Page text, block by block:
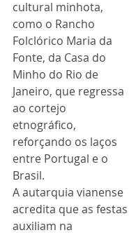
cultural minhota,
como o Rancho
Folclórico Maria da
Fonte, da Casa do
Minho do Rio de
Janeiro, que regressa
ao cortejo
etnográfico,
reforçando os laços
entre Portugal e o
Brasil.
A autarquia vianense
acredita que as festas
auxiliam na